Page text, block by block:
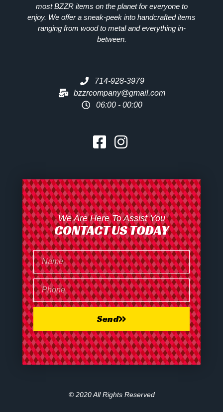
mostBZZRitems on the planet for everyone to
enjoy. We offer a sneak-peek into handcrafted items
ranging from wood to metal and everything in-
between.
714-928-3979
bzzrcompany@gmail.com
06:00 - 00:00
We Are Here To Assist You
CONTACT US TODAY
Send
© 2020 All Rights Reserved